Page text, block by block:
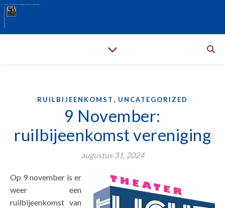
RUILBIJEENKOMST , UNCATEGORIZED
9 November:
ruilbijeenkomst vereniging
augustus 31, 2024
Op 9 november is er
weer een
ruilbijeenkomst van